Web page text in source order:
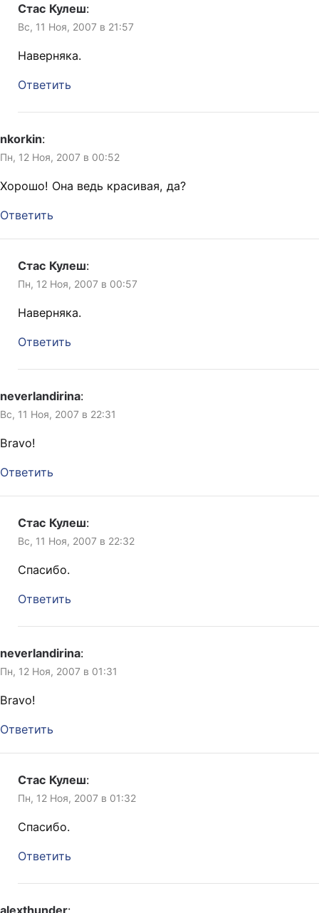
Стас Кулеш:
Вс, 11 Ноя, 2007 в 21:57
Наверняка.
Ответить
nkorkin:
Пн, 12 Ноя, 2007 в 00:52
Хорошо! Она ведь красивая, да?
Ответить
Стас Кулеш:
Пн, 12 Ноя, 2007 в 00:57
Наверняка.
Ответить
neverlandirina:
Вс, 11 Ноя, 2007 в 22:31
Bravo!
Ответить
Стас Кулеш:
Вс, 11 Ноя, 2007 в 22:32
Спасибо.
Ответить
neverlandirina:
Пн, 12 Ноя, 2007 в 01:31
Bravo!
Ответить
Стас Кулеш:
Пн, 12 Ноя, 2007 в 01:32
Спасибо.
Ответить
alexthunder: